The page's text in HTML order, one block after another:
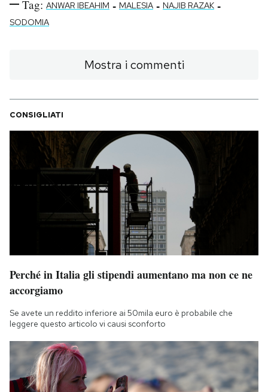
Tag: ANWAR IBEAHIM - MALESIA - NAJIB RAZAK -
SODOMIA
Mostra i commenti
CONSIGLIATI
Perché in Italia gli stipendi aumentano ma non ce ne
accorgiamo
Se avete un reddito inferiore ai 50mila euro è probabile che
leggere questo articolo vi causi sconforto